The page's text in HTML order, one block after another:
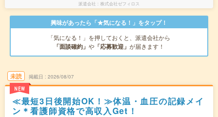
派遣会社 株式会社ゼフィロス
興味があったら「★気になる！」をタップ！
「気になる！」を押しておくと、派遣会社から
「面談確約」 や 「応募歓迎」 が届きます！
未読
NEW
掲載日 2026/08/07
≪最短3日後開始OK！≫体温・血圧の記録メイ
ン＊看護師資格で高収入Get！